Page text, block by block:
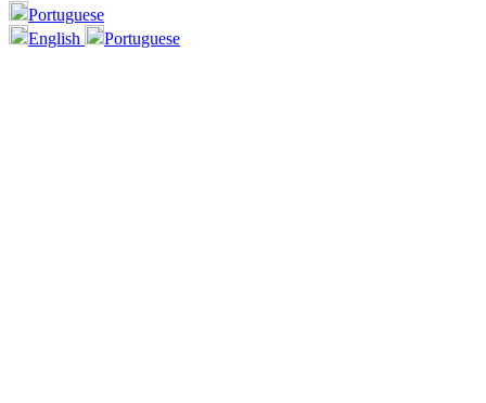
Portuguese
English
Portuguese